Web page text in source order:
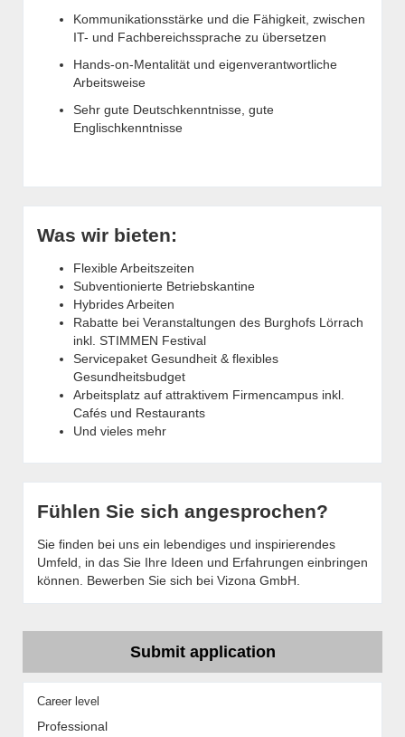
Kommunikationsstärke und die Fähigkeit, zwischen
IT- und Fachbereichssprache zu übersetzen
Hands-on-Mentalität und eigenverantwortliche
Arbeitsweise
Sehr gute Deutschkenntnisse, gute
Englischkenntnisse
Was wir bieten:
Flexible Arbeitszeiten
Subventionierte Betriebskantine
Hybrides Arbeiten
Rabatte bei Veranstaltungen des Burghofs Lörrach
inkl. STIMMEN Festival
Servicepaket Gesundheit & flexibles
Gesundheitsbudget
Arbeitsplatz auf attraktivem Firmencampus inkl.
Cafés und Restaurants
Und vieles mehr
Fühlen Sie sich angesprochen?
Sie finden bei uns ein lebendiges und inspirierendes
Umfeld, in das Sie Ihre Ideen und Erfahrungen einbringen
können. Bewerben Sie sich bei Vizona GmbH.
Submit application
Career level
Professional